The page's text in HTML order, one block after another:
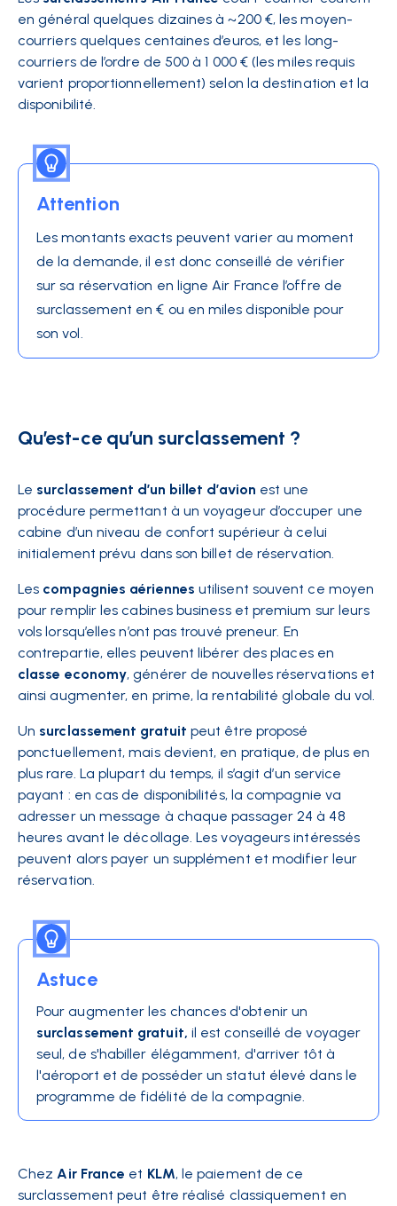
en général quelques dizaines à ~200 €, les moyen-
courriers quelques centaines d’euros, et les long-
courriers de l’ordre de 500 à 1 000 € (les miles requis
varient proportionnellement) selon la destination et la
disponibilité​.
Attention
Les montants exacts peuvent varier au moment
de la demande, il est donc conseillé de vérifier
sur sa réservation en ligne Air France l’offre de
surclassement en € ou en miles disponible pour
son vol​.
Qu’est-ce qu’un surclassement ?
Le surclassement d’un billet d’avion est une
procédure permettant à un voyageur d’occuper une
cabine d’un niveau de confort supérieur à celui
initialement prévu dans son billet de réservation.
Les compagnies aériennes utilisent souvent ce moyen
pour remplir les cabines business et premium sur leurs
vols lorsqu’elles n’ont pas trouvé preneur. En
contrepartie, elles peuvent libérer des places en
classe economy, générer de nouvelles réservations et
ainsi augmenter, en prime, la rentabilité globale du vol.
Un surclassement gratuit peut être proposé
ponctuellement, mais devient, en pratique, de plus en
plus rare. La plupart du temps, il s’agit d’un service
payant : en cas de disponibilités, la compagnie va
adresser un message à chaque passager 24 à 48
heures avant le décollage. Les voyageurs intéressés
peuvent alors payer un supplément et modifier leur
réservation.
Astuce
Pour augmenter les chances d'obtenir un
surclassement gratuit, il est conseillé de voyager
seul, de s'habiller élégamment, d'arriver tôt à
l'aéroport et de posséder un statut élevé dans le
programme de fidélité de la compagnie.
Chez Air France et KLM, le paiement de ce
surclassement peut être réalisé classiquement en